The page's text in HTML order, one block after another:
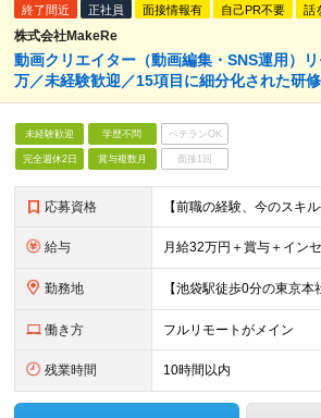
終了間近 正社員 面接情報有 自己PR不要 話
株式会社MakeRe
動画クリエイター（動画編集・SNS運用）
万／未経験歓迎／15項目に細分化された研
未経験歓迎 学歴不問 ベテランOK
完全週休2日 賞与複数月 面接1回
応募資格
給与
勤務地
働き方 フルリモートがメイン
残業時間 10時間以内